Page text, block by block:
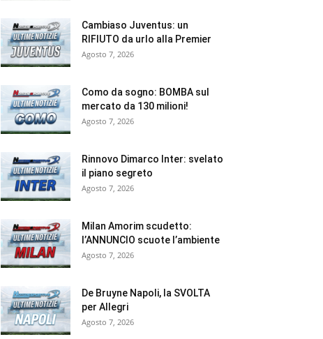
Cambiaso Juventus: un
RIFIUTO da urlo alla Premier
Agosto 7, 2026
Como da sogno: BOMBA sul
mercato da 130 milioni!
Agosto 7, 2026
Rinnovo Dimarco Inter: svelato
il piano segreto
Agosto 7, 2026
Milan Amorim scudetto:
l’ANNUNCIO scuote l’ambiente
Agosto 7, 2026
De Bruyne Napoli, la SVOLTA
per Allegri
Agosto 7, 2026